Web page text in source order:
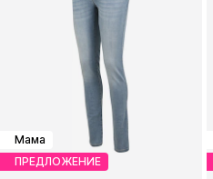
Мама
ПРЕДЛОЖЕНИЕ